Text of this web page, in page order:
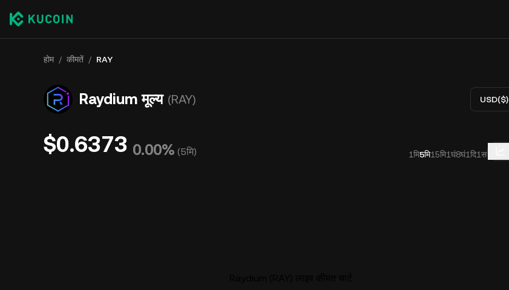
होम / कीमतें / RAY
Raydium मूल्य (RAY) USD($)
$0.6373 0.00% (5मि) 1मि5मि15मि1घं8घं1दि1स